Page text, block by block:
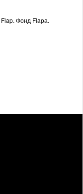
Фонд Flapа.